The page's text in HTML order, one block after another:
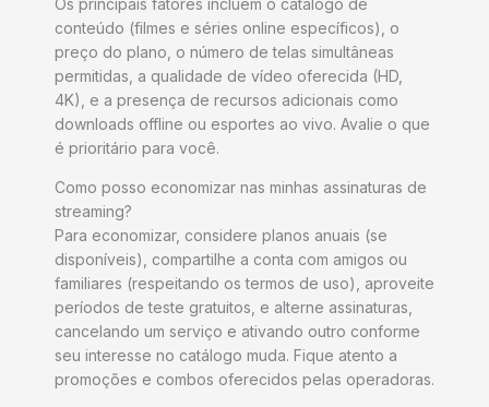
conteúdo (filmes e séries online específicos), o
preço do plano, o número de telas simultâneas
permitidas, a qualidade de vídeo oferecida (HD,
4K), e a presença de recursos adicionais como
downloads offline ou esportes ao vivo. Avalie o que
é prioritário para você.
Como posso economizar nas minhas assinaturas de
streaming?
Para economizar, considere planos anuais (se
disponíveis), compartilhe a conta com amigos ou
familiares (respeitando os termos de uso), aproveite
períodos de teste gratuitos, e alterne assinaturas,
cancelando um serviço e ativando outro conforme
seu interesse no catálogo muda. Fique atento a
promoções e combos oferecidos pelas operadoras.